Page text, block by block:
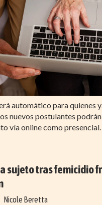
automático para quienes
nuevos postulantes
vía online como presencial.
sujeto tras femicidio
Nicole Beretta